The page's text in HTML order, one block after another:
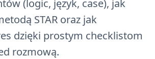
(logic, język, case), jak
STAR oraz jak
dzięki prostym checklistom
rozmową.